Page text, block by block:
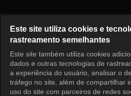
Entrar
Este site utiliza cookies e
rastreamento semelhantes
Este site também utiliza cookies
dados e outras tecnologias de
a experiência do usuário, analisar o
tráfego no site, além de compartilhar
uso do site com parceiros de redes